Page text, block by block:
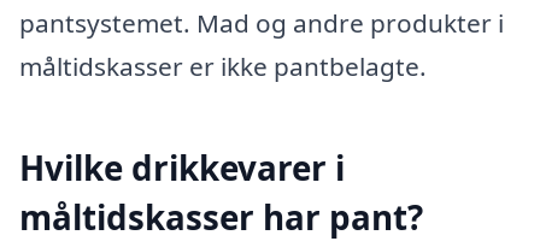
pantsystemet. Mad og andre produkter i
måltidskasser er ikke pantbelagte.
Hvilke drikkevarer i
måltidskasser har pant?